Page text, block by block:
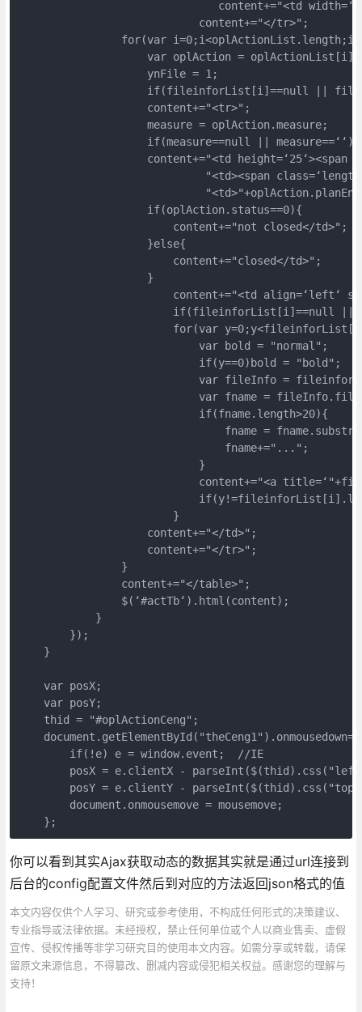
content+="<td
                            content+="</tr>";
for(var
                    var oplAction = oplActionList[i];
                    ynFile = 1;
if(fileinforList[i]==null ||
                    content+="<tr>";
                    measure = oplAction.measure;
if(measure==null ||
content+="<td height=‘25‘><span
"<td><span
                    if(oplAction.status==0){
                        content+="not closed</td>";
                    }else{
                        content+="closed</td>";
                    }
content+="<td align=‘left‘
if(fileinforList[i]==null
for(var
                            var bold = "normal";
                            if(y==0)bold = "bold";
var fileInfo =
var fname =
                            if(fname.length>20){
fname =
                                fname+="...";
                            }
content+="<a
                        }
                    content+="</td>";
                    content+="</tr>";
                }
                content+="</table>";
                $(‘#actTb‘).html(content);
            }
        });
    }
    var posX;
    var posY;
    thid = "#oplActionCeng";
        if(!e) e = window.event;  //IE
posX = e.clientX -
posY = e.clientY -
        document.onmousemove = mousemove;
    };
你可以看到其实Ajax获取动态的数据其实就是通过url连接到
后台的config配置文件然后到对应的方法返回json格式的值
本文内容仅供个人学习、研究或参考使用，不构成任何形式的决策建议、
专业指导或法律依据。未经授权，禁止任何单位或个人以商业售卖、虚假
宣传、侵权传播等非学习研究目的使用本文内容。如需分享或转载，请保
留原文来源信息，不得篡改、删减内容或侵犯相关权益。感谢您的理解与
支持！